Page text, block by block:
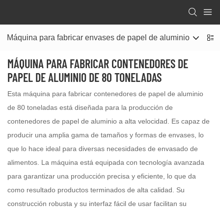
Máquina para fabricar envases de papel de aluminio
MÁQUINA PARA FABRICAR CONTENEDORES DE
PAPEL DE ALUMINIO DE 80 TONELADAS
Esta máquina para fabricar contenedores de papel de aluminio
de 80 toneladas está diseñada para la producción de
contenedores de papel de aluminio a alta velocidad. Es capaz de
producir una amplia gama de tamaños y formas de envases, lo
que lo hace ideal para diversas necesidades de envasado de
alimentos. La máquina está equipada con tecnología avanzada
para garantizar una producción precisa y eficiente, lo que da
como resultado productos terminados de alta calidad. Su
construcción robusta y su interfaz fácil de usar facilitan su